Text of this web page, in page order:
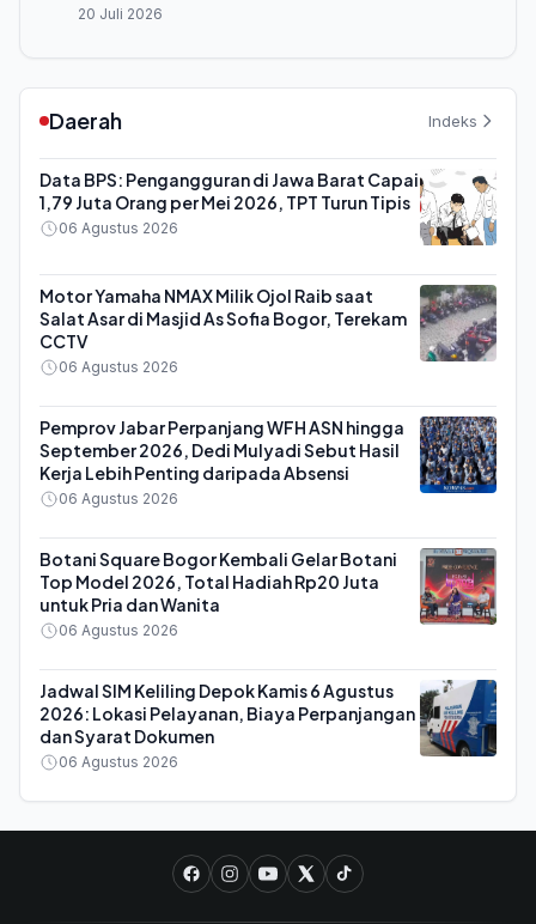
20 Juli 2026
Daerah Indeks
Data BPS: Pengangguran di Jawa Barat Capai
1,79 Juta Orang per Mei 2026, TPT Turun Tipis
06 Agustus 2026
Motor Yamaha NMAX Milik Ojol Raib saat
Salat Asar di Masjid As Sofia Bogor, Terekam
CCTV
06 Agustus 2026
Pemprov Jabar Perpanjang WFH ASN hingga
September 2026, Dedi Mulyadi Sebut Hasil
Kerja Lebih Penting daripada Absensi
06 Agustus 2026
Botani Square Bogor Kembali Gelar Botani
Top Model 2026, Total Hadiah Rp20 Juta
untuk Pria dan Wanita
06 Agustus 2026
Jadwal SIM Keliling Depok Kamis 6 Agustus
2026: Lokasi Pelayanan, Biaya Perpanjangan
dan Syarat Dokumen
06 Agustus 2026